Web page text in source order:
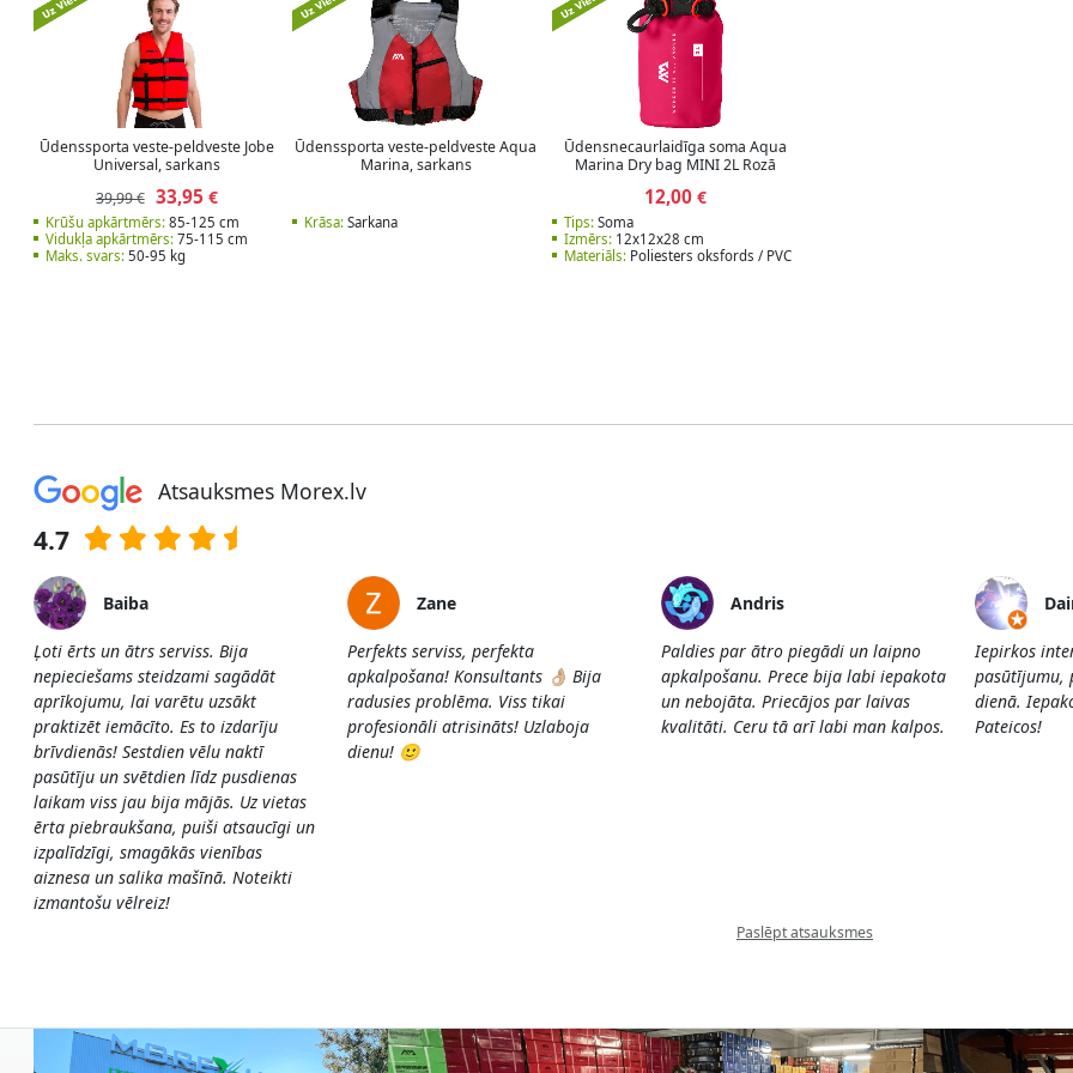
Ūdenssporta veste-peldveste Jobe
Universal, sarkans
39,99 € 33,95 €
Krūšu apkārtmērs:85-125 cm
Vidukļa apkārtmērs:75-115 cm
Maks. svars:50-95 kg
Ūdenssporta veste-peldveste Aqua
Marina, sarkans
Krāsa: Sarkana
Ūdensnecaurlaidīga soma Aqua
Marina Dry bag MINI 2L Rozā
12,00€
Tips:Soma
Izmērs:12x12x28 cm
Materiāls:Poliesters oksfords / PVC
Atsauksmes Morex.lv
4.7
Baiba
Ļoti ērts un ātrs serviss. Bija
nepieciešams steidzami sagādāt
aprīkojumu, lai varētu uzsākt
praktizēt iemācīto. Es to izdarīju
brīvdienās! Sestdien vēlu naktī
pasūtīju un svētdien līdz pusdienas
laikam viss jau bija mājās. Uz vietas
ērta piebraukšana, puiši atsaucīgi un
izpalīdzīgi, smagākās vienības
aiznesa un salika mašīnā. Noteikti
izmantošu vēlreiz!
Zane
Perfekts serviss, perfekta
apkalpošana! Konsultants 👌🏼 Bija
radusies problēma. Viss tikai
profesionāli atrisināts! Uzlaboja
dienu! 🙂
Andris
Paldies par ātro piegādi un laipno
apkalpošanu. Prece bija labi iepakota
un nebojāta. Priecājos par laivas
kvalitāti. Ceru tā arī labi man kalpos.
Iepirkos
pasūtījumu,
dienā.
Pateicos!
Paslēpt atsauksmes